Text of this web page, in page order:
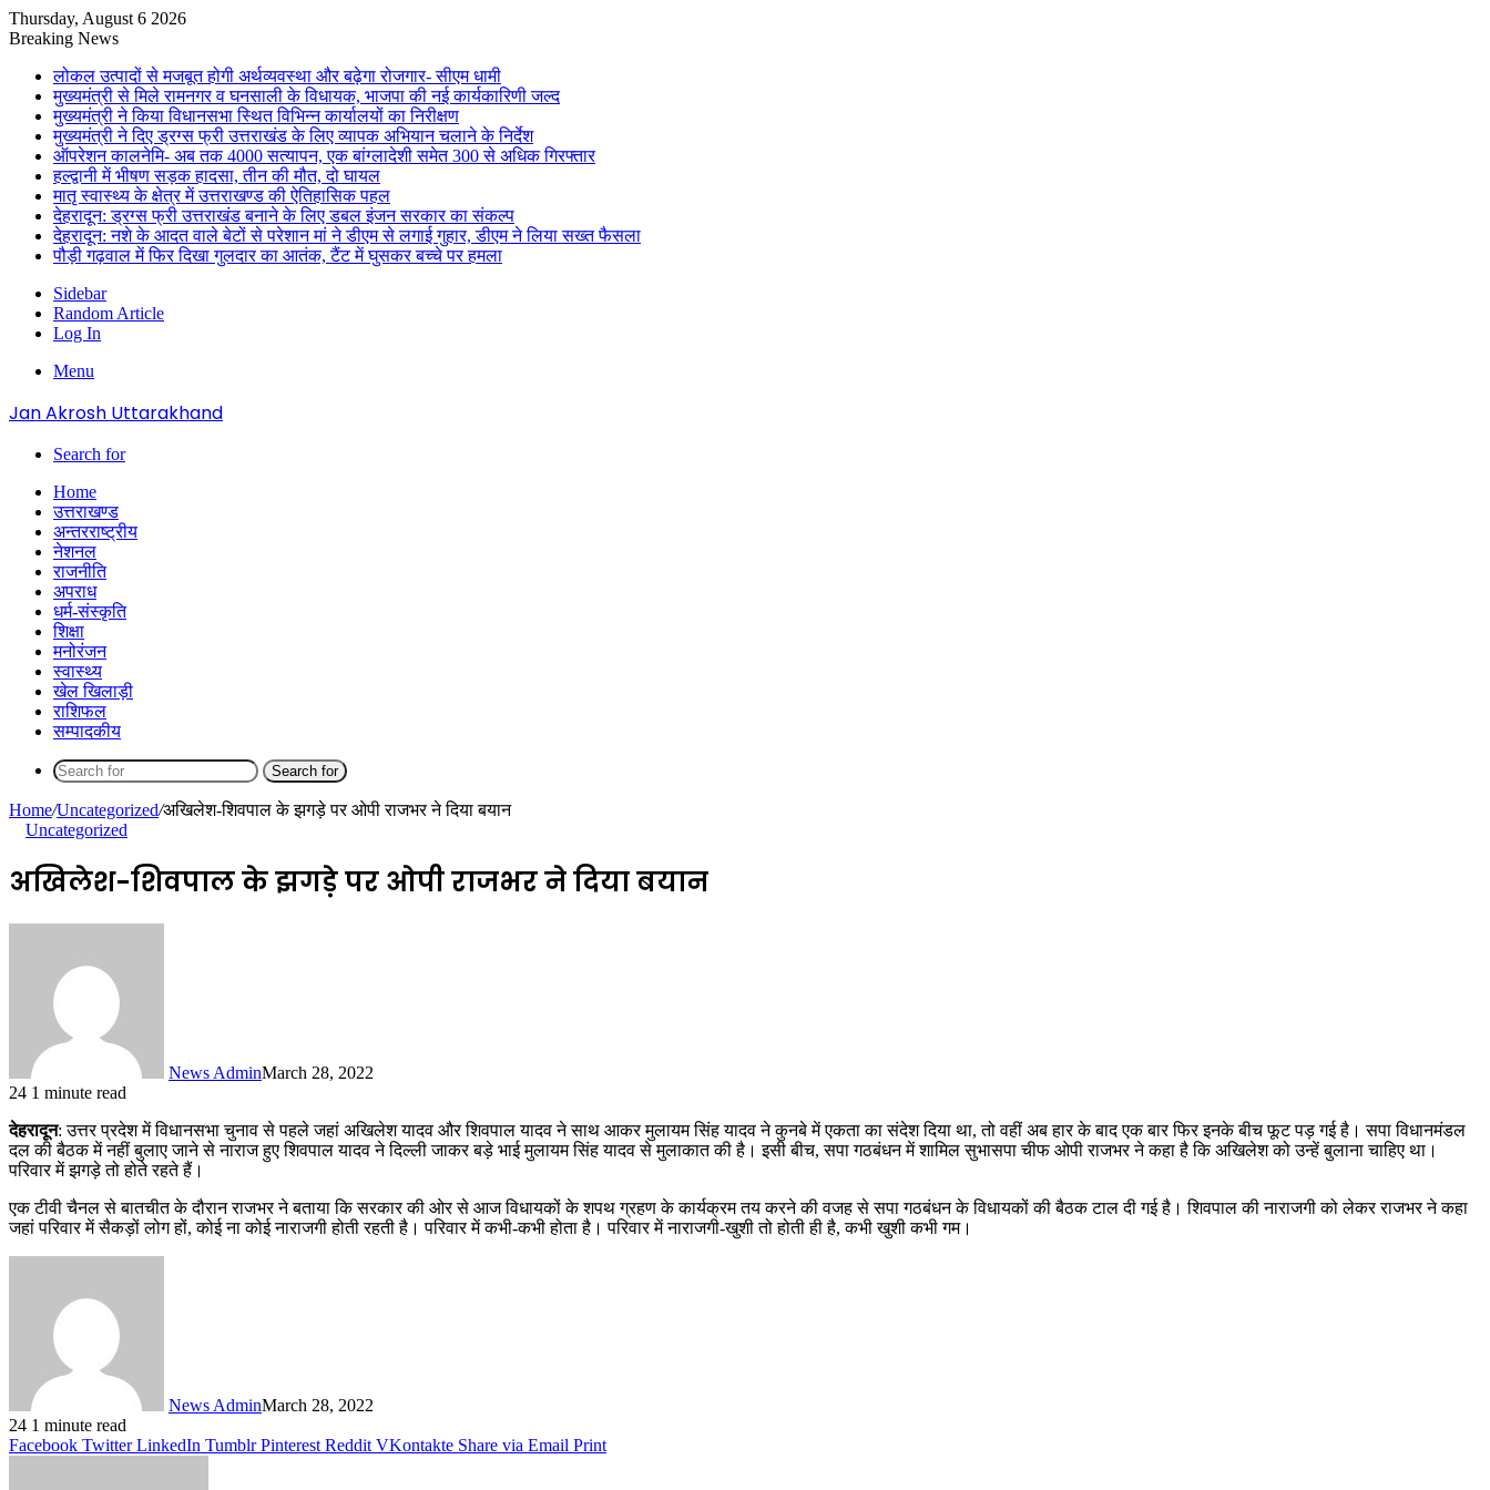
Thursday, August 6 2026
Breaking News
लोकल उत्पादों से मजबूत होगी अर्थव्यवस्था और बढ़ेगा रोजगार- सीएम धामी
मुख्यमंत्री से मिले रामनगर व घनसाली के विधायक, भाजपा की नई कार्यकारिणी जल्द
मुख्यमंत्री ने किया विधानसभा स्थित विभिन्न कार्यालयों का निरीक्षण
मुख्यमंत्री ने दिए ड्रग्स फ्री उत्तराखंड के लिए व्यापक अभियान चलाने के निर्देश
ऑपरेशन कालनेमि- अब तक 4000 सत्यापन, एक बांग्लादेशी समेत 300 से अधिक गिरफ्तार
हल्द्वानी में भीषण सड़क हादसा, तीन की मौत, दो घायल
मातृ स्वास्थ्य के क्षेत्र में उत्तराखण्ड की ऐतिहासिक पहल
देहरादून: ड्रग्स फ्री उत्तराखंड बनाने के लिए डबल इंजन सरकार का संकल्प
देहरादून: नशे के आदत वाले बेटों से परेशान मां ने डीएम से लगाई गुहार, डीएम ने लिया सख्त फैसला
पौड़ी गढ़वाल में फिर दिखा गुलदार का आतंक, टैंट में घुसकर बच्चे पर हमला
Sidebar
Random Article
Log In
Menu
Jan Akrosh Uttarakhand
Search for
Home
उत्तराखण्ड
अन्तरराष्ट्रीय
नेशनल
राजनीति
अपराध
धर्म-संस्कृति
शिक्षा
मनोरंजन
स्वास्थ्य
खेल खिलाड़ी
राशिफल
सम्पादकीय
Search for
Home/Uncategorized/अखिलेश-शिवपाल के झगड़े पर ओपी राजभर ने दिया बयान
Uncategorized
अखिलेश-शिवपाल के झगड़े पर ओपी राजभर ने दिया बयान
News AdminMarch 28, 2022
24 1 minute read
देहरादून: उत्तर प्रदेश में विधानसभा चुनाव से पहले जहां अखिलेश यादव और शिवपाल यादव ने साथ आकर मुलायम सिंह यादव ने कुनबे में एकता का संदेश दिया था, तो वहीं अब हार के बाद एक बार फिर इनके बीच फूट पड़ गई है। सपा विधानमंडल
दल की बैठक में नहीं बुलाए जाने से नाराज हुए शिवपाल यादव ने दिल्ली जाकर बड़े भाई मुलायम सिंह यादव से मुलाकात की है। इसी बीच, सपा गठबंधन में शामिल सुभासपा चीफ ओपी राजभर ने कहा है कि अखिलेश को उन्हें बुलाना चाहिए था।
परिवार में झगड़े तो होते रहते हैं।
एक टीवी चैनल से बातचीत के दौरान राजभर ने बताया कि सरकार की ओर से आज विधायकों के शपथ ग्रहण के कार्यक्रम तय करने की वजह से सपा गठबंधन के विधायकों की बैठक टाल दी गई है। शिवपाल की नाराजगी को लेकर राजभर ने कहा
जहां परिवार में सैकड़ों लोग हों, कोई ना कोई नाराजगी होती रहती है। परिवार में कभी-कभी होता है। परिवार में नाराजगी-खुशी तो होती ही है, कभी खुशी कभी गम।
News AdminMarch 28, 2022
24 1 minute read
Facebook Twitter LinkedIn Tumblr Pinterest Reddit VKontakte Share via Email Print